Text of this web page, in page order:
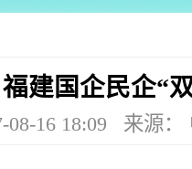
建国企民企“
08-16 18:09 来源：